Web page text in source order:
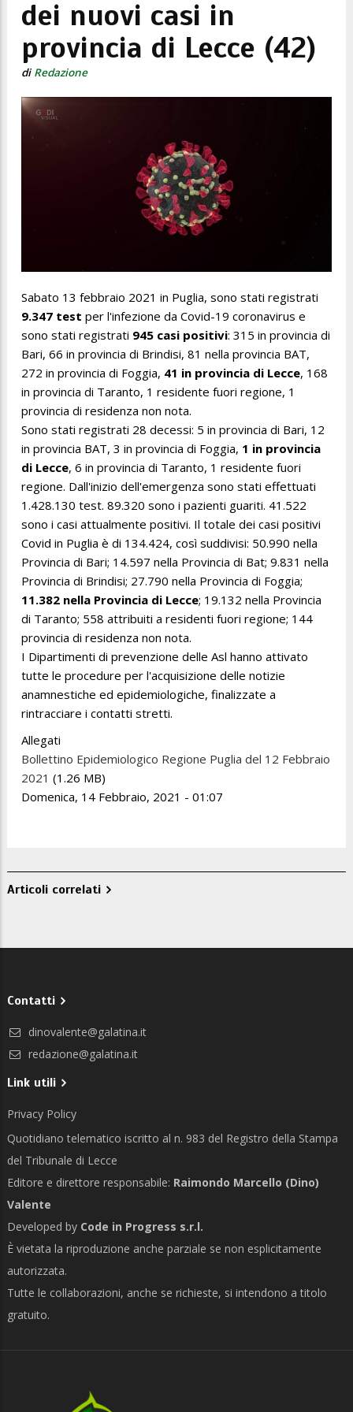
dei nuovi casi in
provincia di Lecce (42)
di Redazione
Sabato 13 febbraio 2021 in Puglia, sono stati registrati
9.347 test per l'infezione da Covid-19 coronavirus e
sono stati registrati 945 casi positivi: 315 in provincia di
Bari, 66 in provincia di Brindisi, 81 nella provincia BAT,
272 in provincia di Foggia, 41 in provincia di Lecce, 168
in provincia di Taranto, 1 residente fuori regione, 1
provincia di residenza non nota.
Sono stati registrati 28 decessi: 5 in provincia di Bari, 12
in provincia BAT, 3 in provincia di Foggia, 1 in provincia
di Lecce, 6 in provincia di Taranto, 1 residente fuori
regione. Dall'inizio dell'emergenza sono stati effettuati
1.428.130 test. 89.320 sono i pazienti guariti. 41.522
sono i casi attualmente positivi. Il totale dei casi positivi
Covid in Puglia è di 134.424, così suddivisi: 50.990 nella
Provincia di Bari; 14.597 nella Provincia di Bat; 9.831 nella
Provincia di Brindisi; 27.790 nella Provincia di Foggia;
11.382 nella Provincia di Lecce; 19.132 nella Provincia
di Taranto; 558 attribuiti a residenti fuori regione; 144
provincia di residenza non nota.
I Dipartimenti di prevenzione delle Asl hanno attivato
tutte le procedure per l'acquisizione delle notizie
anamnestiche ed epidemiologiche, finalizzate a
rintracciare i contatti stretti.
Allegati
Bollettino Epidemiologico Regione Puglia del 12 Febbraio
2021 (1.26 MB)
Domenica, 14 Febbraio, 2021 - 01:07
Articoli correlati
Contatti
dinovalente@galatina.it
redazione@galatina.it
Link utili
Privacy Policy
Quotidiano telematico iscritto al n. 983 del Registro della Stampa
del Tribunale di Lecce
Editore e direttore responsabile: Raimondo Marcello (Dino)
Valente
Developed by Code in Progress s.r.l.
È vietata la riproduzione anche parziale se non esplicitamente
autorizzata.
Tutte le collaborazioni, anche se richieste, si intendono a titolo
gratuito.